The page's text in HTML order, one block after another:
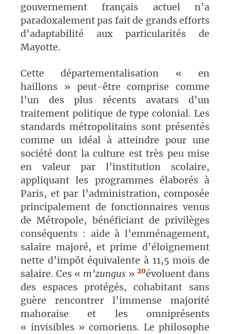
gouvernement français actuel n’a
paradoxalement pas fait de grands efforts
d’adaptabilité aux particularités de
Mayotte.
Cette départementalisation « en
haillons » peut-être comprise comme
l’un des plus récents avatars d’un
traitement politique de typecolonial. Les
standards métropolitains sont présentés
comme un idéal à atteindre pour une
société dont la culture est très peu mise
en valeur par l’institution scolaire,
appliquant les programmes élaborés à
Paris, et par l’administration, composée
principalement de fonctionnaires venus
de Métropole, bénéficiant de privilèges
conséquents : aide à l’emménagement,
salaire majoré, et prime d’éloignement
nette d’impôt équivalente à 11,5 mois de
salaire. Ces « m’zungus » 20évoluent dans
des espaces protégés, cohabitant sans
guère rencontrer l’immense majorité
mahoraise et les omniprésents
« invisibles » comoriens. Le philosophe